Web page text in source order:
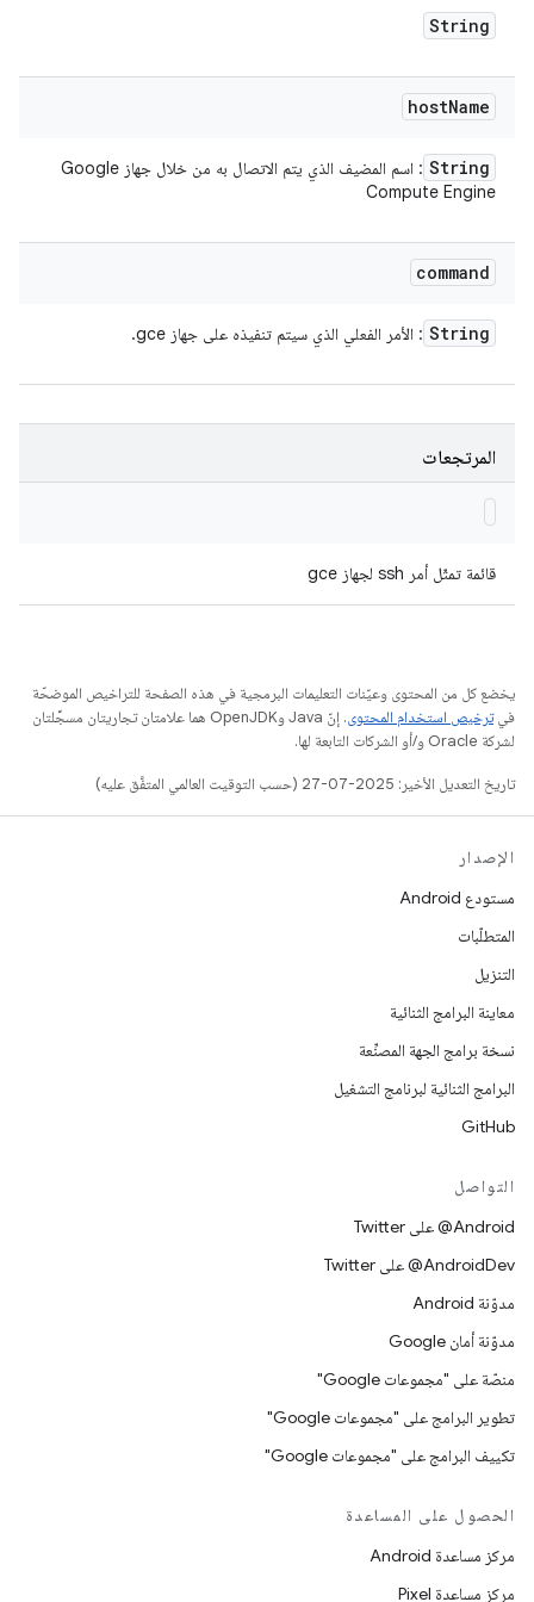
String
hostName
String
: اسم المضيف الذي يتم الاتصال به من خلال جهاز Google
Compute Engine
command
String : الأمر الفعلي الذي سيتم تنفيذه على جهاز gce.
المرتجعات
قائمة تمثّل أمر ssh لجهاز gce
يخضع كل من المحتوى وعيّنات التعليمات البرمجية في هذه الصفحة للتراخيص الموضحّة
فيترخيص استخدام المحتوى
. إنّ Java وOpenJDK هما علامتان تجاريتان مسجَّلتان
لشركة Oracle و/أو الشركات التابعة لها.
تاريخ التعديل الأخير: 2025-07-27 (حسب التوقيت العالمي المتفَّق عليه)
الإصدار
مستودع Android
المتطلّبات
التنزيل
معاينة البرامج الثنائية
نسخة برامج الجهة المصنِّعة
البرامج الثنائية لبرنامج التشغيل
GitHub
التواصل
‎@Android على Twitter
‎@AndroidDev على Twitter
مدوّنة Android
مدوّنة أمان Google
منصّة على "مجموعات Google"
تطوير البرامج على "مجموعات Google"
تكييف البرامج على "مجموعات Google"
الحصول على المساعدة
مركز مساعدة Android
مركز مساعدة Pixel